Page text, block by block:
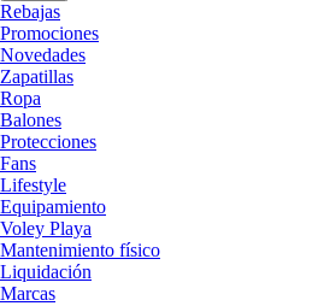
Rebajas
Promociones
Novedades
Zapatillas
Ropa
Balones
Protecciones
Fans
Lifestyle
Equipamiento
Voley Playa
Mantenimiento físico
Liquidación
Marcas